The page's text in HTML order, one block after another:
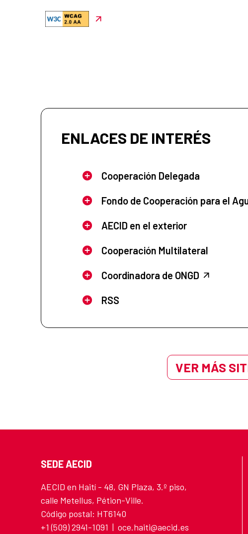
ENLACES DE INTERÉS
Cooperación Delegada
Fondo de Cooperación para el
AECID en el exterior
Cooperación Multilateral
Coordinadora de ONGD
RSS
VER MÁS
SEDE AECID
AECID en Haití - 48, GN Plaza, 3.º piso,
calle Metellus, Pétion-Ville.
Código postal: HT6140
+1 (509) 2941-1091 | oce.haiti@aecid.es